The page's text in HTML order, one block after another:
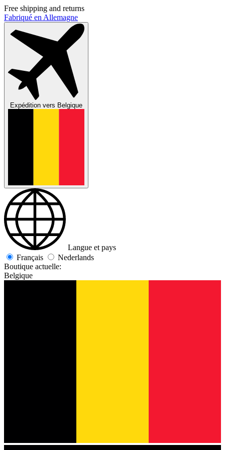
Free shipping and returns
Fabriqué en Allemagne
Expédition vers Belgique
Langue et pays
Français
Nederlands
Boutique actuelle:
Belgique